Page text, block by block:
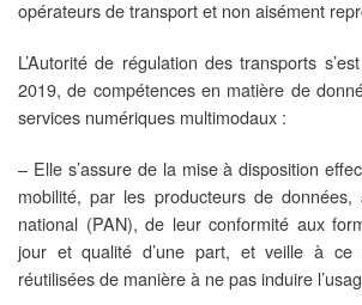
opérateurs de transport et non aisément
L’Autorité de régulation des transports
2019, de compétences en matière de
services numériques multimodaux :​
– Elle s’assure de la mise à disposition
mobilité, par les producteurs de données,
national (PAN), de leur conformité aux
jour et qualité d’une part, et veille à ce
réutilisées de manière à ne pas induire